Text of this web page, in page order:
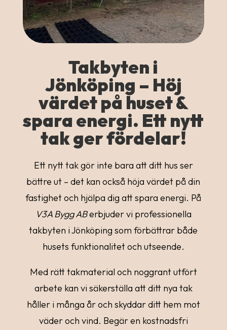
Takbyten i
Jönköping – Höj
värdet på huset &
spara energi. Ett nytt
tak ger fördelar!
Ett nytt tak gör inte bara att ditt hus ser
bättre ut – det kan också höja värdet på din
fastighet och hjälpa dig att spara energi. På
V3A Bygg ABerbjuder vi professionella
takbyten i Jönköping som förbättrar både
husets funktionalitet och utseende.
Med rätt takmaterial och noggrant utfört
arbete kan vi säkerställa att ditt nya tak
håller i många år och skyddar ditt hem mot
väder och vind. Begär en kostnadsfri